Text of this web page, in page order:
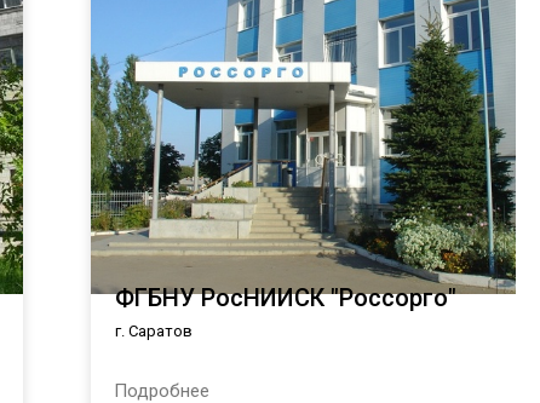
ФГБНУ РосНИИСК "Россорго"
г. Саратов
Подробнее